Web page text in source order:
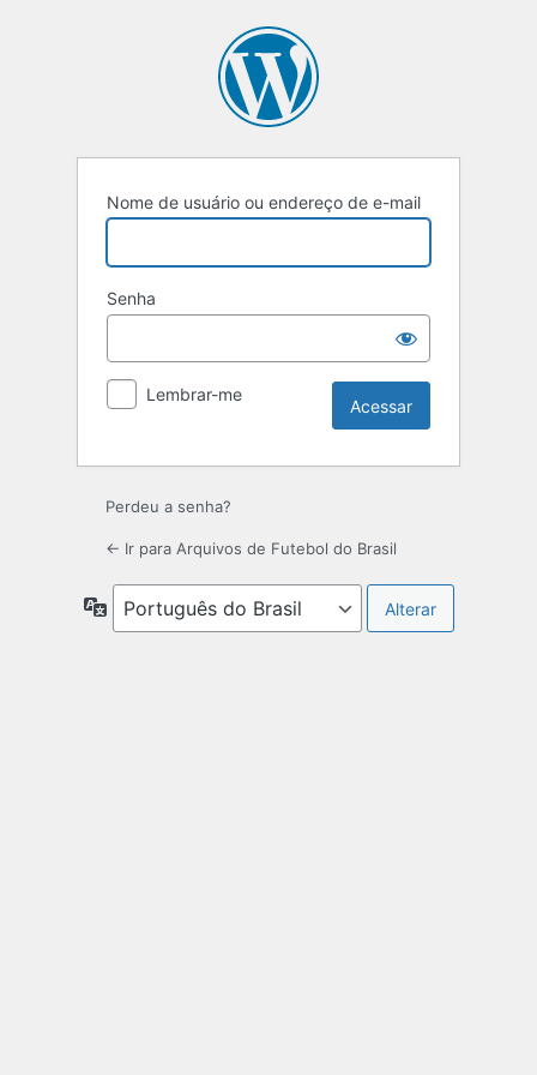
Nome de usuário ou endereço de e-mail
Senha
Lembrar-me
Perdeu a senha?
← Ir para Arquivos de Futebol do Brasil
Idioma